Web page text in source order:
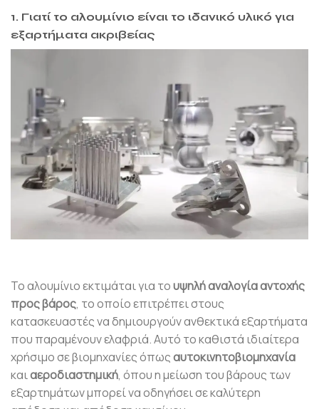
1. Γιατί το αλουμίνιο είναι το ιδανικό υλικό για
εξαρτήματα ακριβείας
Το αλουμίνιο εκτιμάται για τουψηλή αναλογία αντοχής
προς βάρος, το οποίο επιτρέπει στους
κατασκευαστές να δημιουργούν ανθεκτικά εξαρτήματα
που παραμένουν ελαφριά. Αυτό το καθιστά ιδιαίτερα
χρήσιμο σε βιομηχανίες όπωςαυτοκινητοβιομηχανία
καιαεροδιαστημική, όπου η μείωση του βάρους των
εξαρτημάτων μπορεί να οδηγήσει σε καλύτερη